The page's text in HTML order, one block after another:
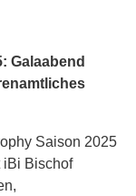
Galaabend
Saison 2025
iBi Bischof